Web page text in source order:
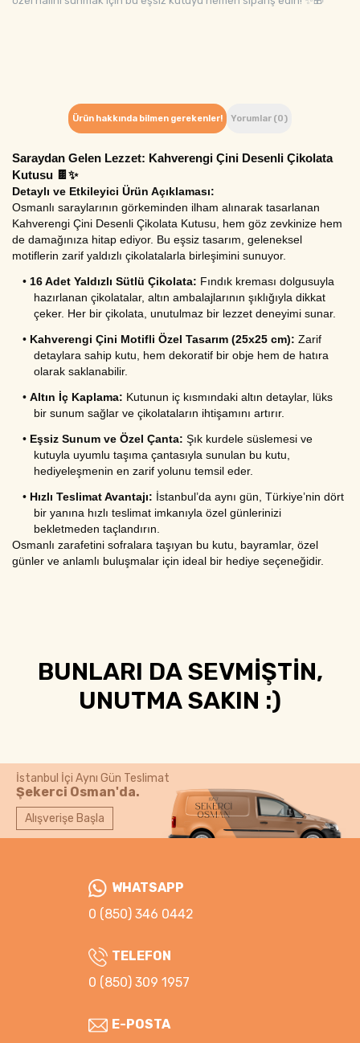
Ürün hakkında bilmen gerekenler! Yorumlar (0)
Saraydan Gelen Lezzet: Kahverengi Çini Desenli Çikolata
Kutusu 🍫✨
Detaylı ve Etkileyici Ürün Açıklaması:
Osmanlı saraylarının görkeminden ilham alınarak tasarlanan
Kahverengi Çini Desenli Çikolata Kutusu, hem göz zevkinize hem
de damağınıza hitap ediyor. Bu eşsiz tasarım, geleneksel
motiflerin zarif yaldızlı çikolatalarla birleşimini sunuyor.
• 16 Adet Yaldızlı Sütlü Çikolata: Fındık kreması dolgusuyla
hazırlanan çikolatalar, altın ambalajlarının şıklığıyla dikkat
çeker. Her bir çikolata, unutulmaz bir lezzet deneyimi sunar.
• Kahverengi Çini Motifli Özel Tasarım (25x25 cm): Zarif
detaylara sahip kutu, hem dekoratif bir obje hem de hatıra
olarak saklanabilir.
• Altın İç Kaplama: Kutunun iç kısmındaki altın detaylar, lüks
bir sunum sağlar ve çikolataların ihtişamını artırır.
• Eşsiz Sunum ve Özel Çanta: Şık kurdele süslemesi ve
kutuyla uyumlu taşıma çantasıyla sunulan bu kutu,
hediyeleşmenin en zarif yolunu temsil eder.
• Hızlı Teslimat Avantajı: İstanbul’da aynı gün, Türkiye’nin dört
bir yanına hızlı teslimat imkanıyla özel günlerinizi
bekletmeden taçlandırın.
Osmanlı zarafetini sofralara taşıyan bu kutu, bayramlar, özel
günler ve anlamlı buluşmalar için ideal bir hediye seçeneğidir.
BUNLARI DA SEVMİŞTİN,
UNUTMA SAKIN :)
İstanbul İçi Aynı Gün Teslimat
Şekerci Osman'da.
Alışverişe Başla
WHATSAPP
0 (850) 346 0442
TELEFON
0 (850) 309 1957
E-POSTA